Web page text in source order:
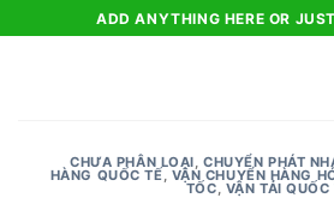
to
ADD ANYTHING HERE OR
CHƯA PHÂN LOẠI,CHUYỂN PHÁT
HÀNG QUỐC TẾ, VẬN CHUYỂN HÀNG
TỐC, VẬN TẢI QUỐC